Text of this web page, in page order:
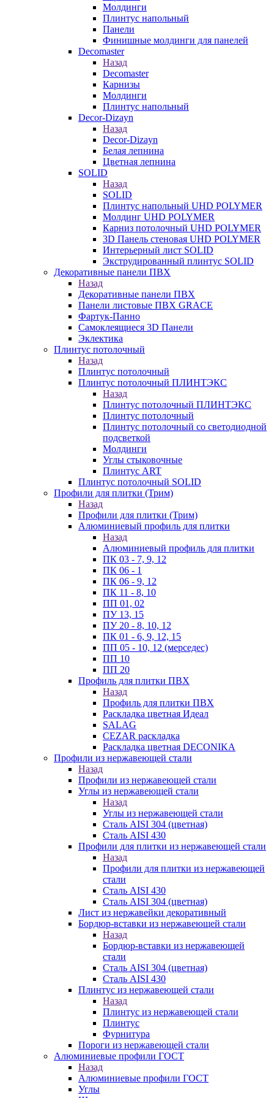
Молдинги
Плинтус напольный
Панели
Финишные молдинги для панелей
Decomaster
Назад
Decomaster
Карнизы
Молдинги
Плинтус напольный
Decor-Dizayn
Назад
Decor-Dizayn
Белая лепнина
Цветная лепнина
SOLID
Назад
SOLID
Плинтус напольный UHD POLYMER
Молдинг UHD POLYMER
Карниз потолочный UHD POLYMER
3D Панель стеновая UHD POLYMER
Интерьерный лист SOLID
Экструдированный плинтус SOLID
Декоративные панели ПВХ
Назад
Декоративные панели ПВХ
Панели листовые ПВХ GRACE
Фартук-Панно
Самоклеящиеся 3D Панели
Эклектика
Плинтус потолочный
Назад
Плинтус потолочный
Плинтус потолочный ПЛИНТЭКС
Назад
Плинтус потолочный ПЛИНТЭКС
Плинтус потолочный
Плинтус потолочный со светодиодной
подсветкой
Молдинги
Углы стыковочные
Плинтус ART
Плинтус потолочный SOLID
Профили для плитки (Трим)
Назад
Профили для плитки (Трим)
Алюминиевый профиль для плитки
Назад
Алюминиевый профиль для плитки
ПК 03 - 7, 9, 12
ПК 06 - 1
ПК 06 - 9, 12
ПК 11 - 8, 10
ПП 01, 02
ПУ 13, 15
ПУ 20 - 8, 10, 12
ПК 01 - 6, 9, 12, 15
ПП 05 - 10, 12 (мерседес)
ПП 10
ПП 20
Профиль для плитки ПВХ
Назад
Профиль для плитки ПВХ
Раскладка цветная Идеал
SALAG
CEZAR раскладка
Раскладка цветная DECONIKA
Профили из нержавеющей стали
Назад
Профили из нержавеющей стали
Углы из нержавеющей стали
Назад
Углы из нержавеющей стали
Сталь AISI 304 (цветная)
Сталь AISI 430
Профили для плитки из нержавеющей стали
Назад
Профили для плитки из нержавеющей
стали
Сталь AISI 430
Сталь AISI 304 (цветная)
Лист из нержавейки декоративный
Бордюр-вставки из нержавеющей стали
Назад
Бордюр-вставки из нержавеющей
стали
Сталь AISI 304 (цветная)
Сталь AISI 430
Плинтус из нержавеющей стали
Назад
Плинтус из нержавеющей стали
Плинтус
Фурнитура
Пороги из нержавеющей стали
Алюминиевые профили ГОСТ
Назад
Алюминиевые профили ГОСТ
Углы